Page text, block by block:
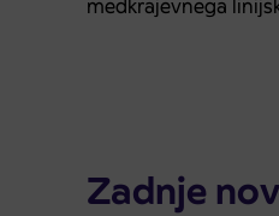
medkrajevnega
Zadnje